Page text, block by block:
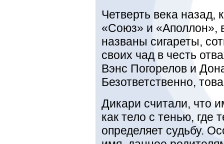
Четверть века назад,
«Союз» и «Аполлон»,
названы сигареты,
своих чад в честь
Вэнс Погорелов и
Безответственно,
Дикари считали, что
как тело с тенью, где
определяет судьбу.